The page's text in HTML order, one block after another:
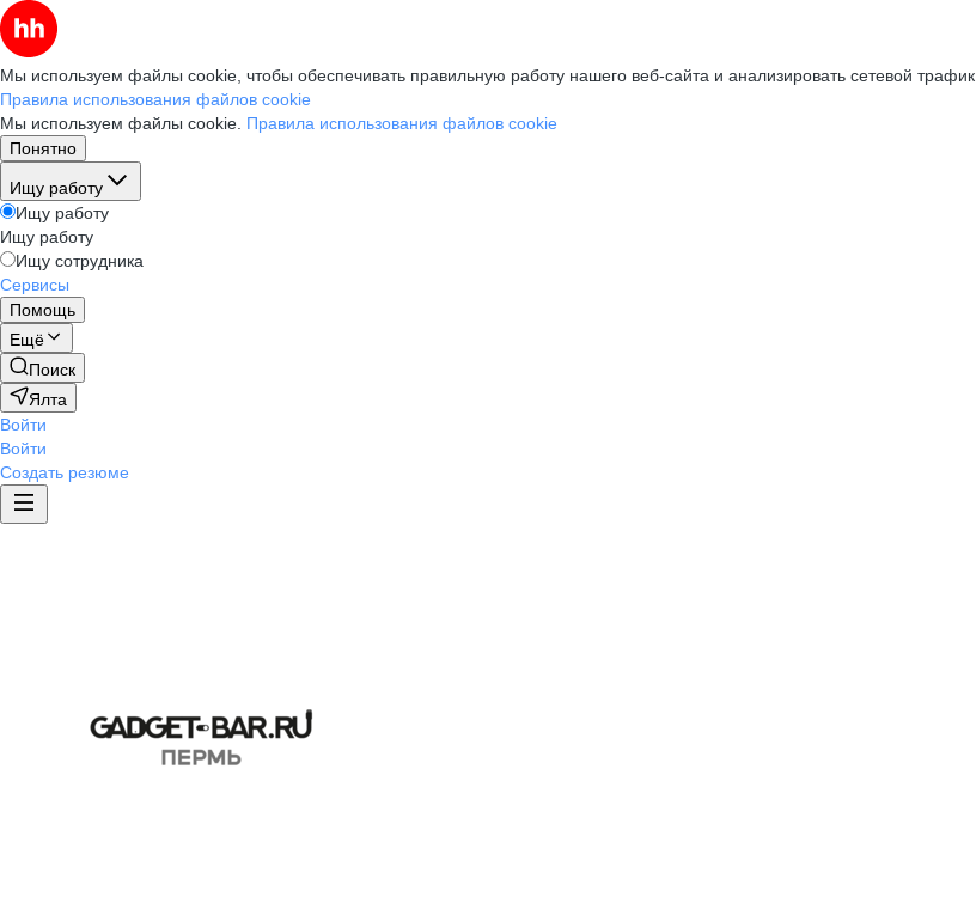
Мы используем файлы cookie, чтобы обеспечивать правильную работу нашего веб-сайта и анализировать сетевой трафик.
Правила использования файлов cookie
Мы используем файлы cookie. Правила использования файлов cookie
Понятно
Ищу работу
Ищу работу
Ищу работу
Ищу сотрудника
Сервисы
Помощь
Ещё
Поиск
Ялта
Войти
Войти
Создать резюме